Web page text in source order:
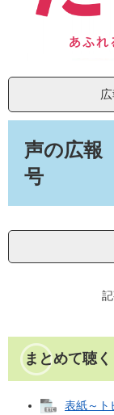
声の広報
号
まとめて聴く
表紙～ト